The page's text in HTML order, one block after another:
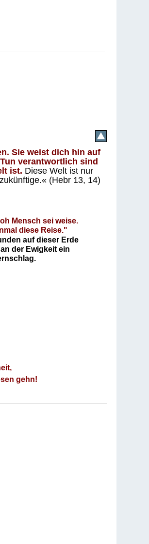
Sie weist dich hin auf
verantwortlich sind
ist. Diese Welt ist nur
(Hebr 13, 14)
Mensch sei weise.
diese Reise."
auf dieser Erde
der Ewigkeit ein
gehn!